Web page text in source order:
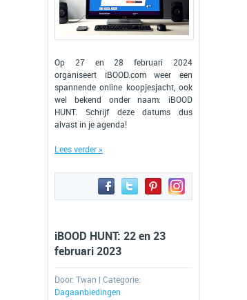
Op 27 en 28 februari 2024
organiseert iBOOD.com weer een
spannende online koopjesjacht, ook
wel bekend onder naam: iBOOD
HUNT. Schrijf deze datums dus
alvast in je agenda!
Lees verder »
iBOOD HUNT: 22 en 23
februari 2023
Door: Twan | Categorie:
Dagaanbiedingen